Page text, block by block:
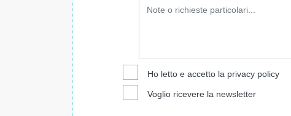
Ho letto e accetto la privacy policy
Voglio ricevere la newsletter